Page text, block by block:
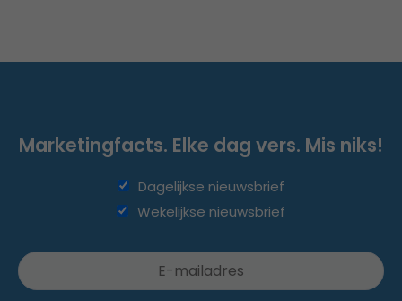
Marketingfacts. Elke dag vers. Mis niks!
Dagelijkse nieuwsbrief
Wekelijkse nieuwsbrief